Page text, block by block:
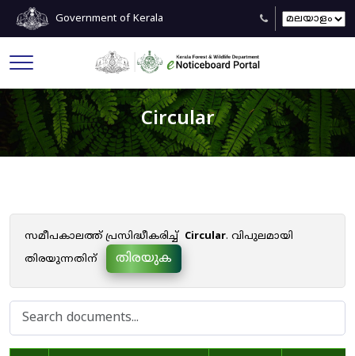
Government of Kerala
Circular
സമീപകാലത്ത് പ്രസിദ്ധീകരിച്ച് Circular. വിപുലമായി
തിരയുന്നതിന്
തിരയുക